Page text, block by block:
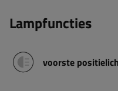
Lampfuncties
voorste